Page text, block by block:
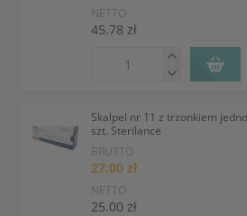
NETTO
45.78 zł
Skalpel nr 11 z trzonkiem
szt. Sterilance
BRUTTO
27.00 zł
NETTO
25.00 zł